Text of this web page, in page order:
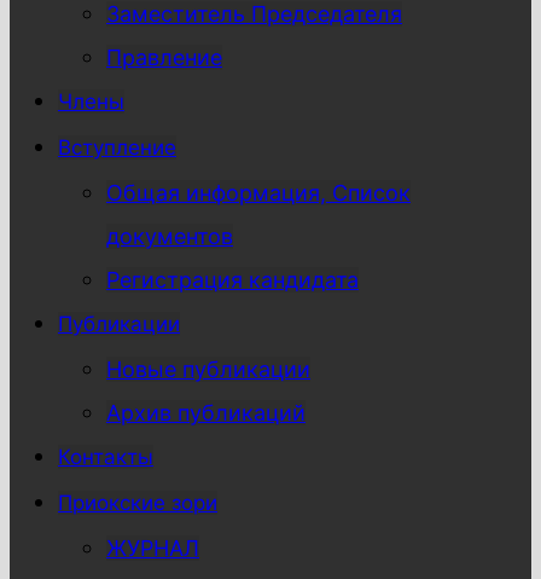
Заместитель Председателя
Правление
Члены
Вступление
Общая информация, Список
документов
Регистрация кандидата
Публикации
Новые публикации
Архив публикаций
Контакты
Приокские зори
ЖУРНАЛ